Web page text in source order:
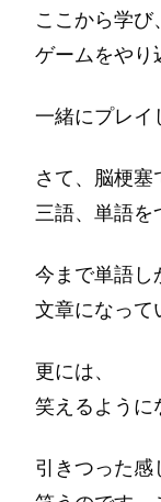
ここから学び
ゲームをやり
一緒にプレイ
さて、脳梗塞
三語、単語を
今まで単語し
文章になって
更には、
笑えるように
引きつった